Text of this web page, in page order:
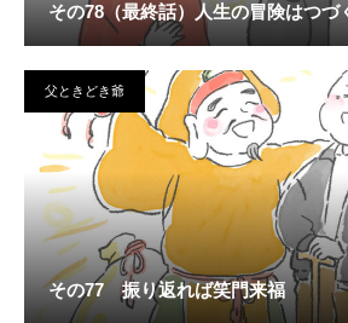
その78（最終話）人生の冒険はつづ
父ときどき爺
その77 振り返れば笑門来福